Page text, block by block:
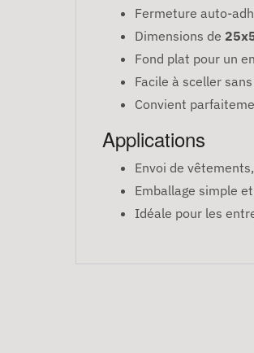
Fermeture auto-
Dimensions de
Fond plat pour un
Facile à sceller
Convient
Applications
Envoi de
Emballage simple
Idéale pour les